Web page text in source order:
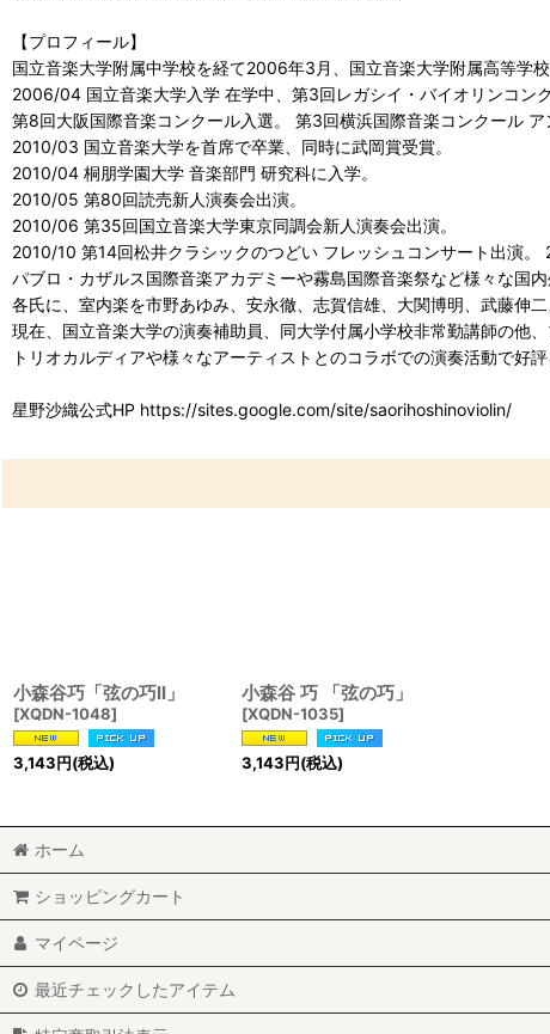
【プロフィール】
国立音楽大学附属中学校を経て2006年3月、国立音楽大学附属高等学校
2006/04 国立音楽大学入学 在学中、第3回レガシイ・バイオリンコン
第8回大阪国際音楽コンクール入選。 第3回横浜国際音楽コンクール ア
2010/03 国立音楽大学を首席で卒業、同時に武岡賞受賞。
2010/04 桐朋学園大学 音楽部門 研究科に入学。
2010/05 第80回読売新人演奏会出演。
2010/06 第35回国立音楽大学東京同調会新人演奏会出演。
2010/10 第14回松井クラシックのつどい フレッシュコンサート出演
パブロ・カザルス国際音楽アカデミーや霧島国際音楽祭など様々な国
各氏に、室内楽を市野あゆみ、安永徹、志賀信雄、大関博明、武藤伸
現在、国立音楽大学の演奏補助員、同大学付属小学校非常勤講師の他
トリオカルディアや様々なアーティストとのコラボでの演奏活動で好評
星野沙織公式HP https://sites.google.com/site/saorihoshinoviolin/
小森谷巧「弦の巧ll」
[XQDN-1048]
3,143円(税込)
小森谷 巧 「弦の巧」
[XQDN-1035]
3,143円(税込)
ホーム
ショッピングカート
マイページ
最近チェックしたアイテム